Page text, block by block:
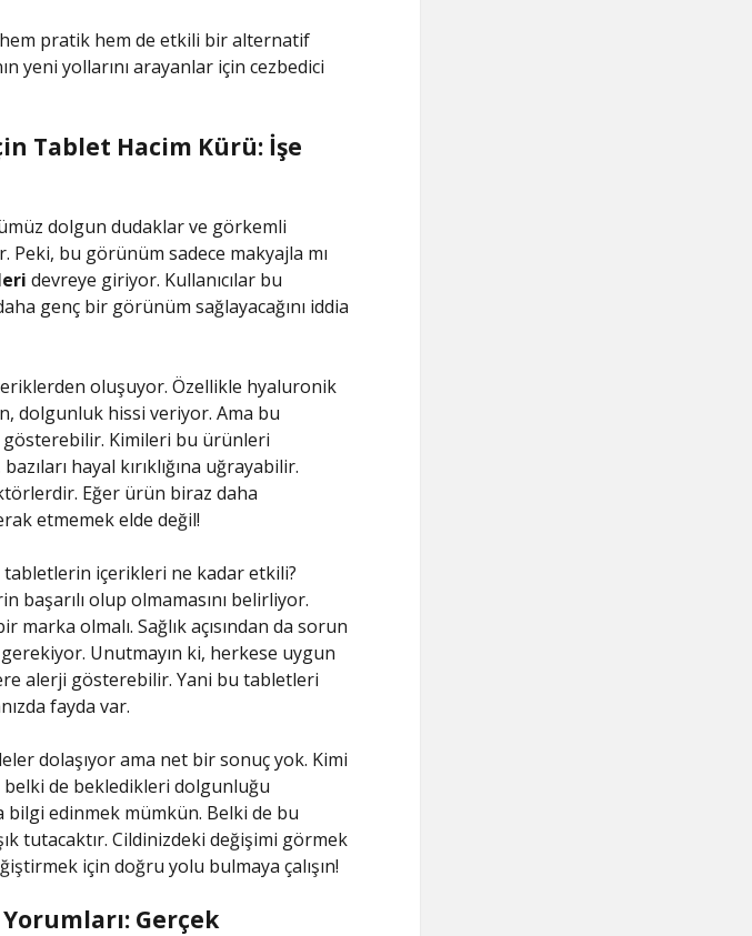
pratik hem de etkili bir alternatif
yeni yollarını arayanlar için cezbedici
Tablet Hacim Kürü: İşe
dolgun dudaklar ve görkemli
bu görünüm sadece makyajla mı
devreye giriyor. Kullanıcılar bu
genç bir görünüm sağlayacağını iddia
oluşuyor. Özellikle hyaluronik
dolgunluk hissi veriyor. Ama bu
Kimileri bu ürünleri
hayal kırıklığına uğrayabilir.
Eğer ürün biraz daha
etmemek elde değil!
içerikleri ne kadar etkili?
başarılı olup olmamasını belirliyor.
olmalı. Sağlık açısından da sorun
Unutmayın ki, herkese uygun
alerji gösterebilir. Yani bu tabletleri
fayda var.
dolaşıyor ama net bir sonuç yok. Kimi
belki de bekledikleri dolgunluğu
bilgi edinmek mümkün. Belki de bu
tutacaktır. Cildinizdeki değişimi görmek
için doğru yolu bulmaya çalışın!
Gerçek